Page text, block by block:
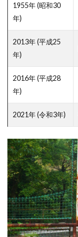
1955年 (昭和30
年)
2013年 (平成25
年)
2016年 (平成28
年)
2021年 (令和3年)